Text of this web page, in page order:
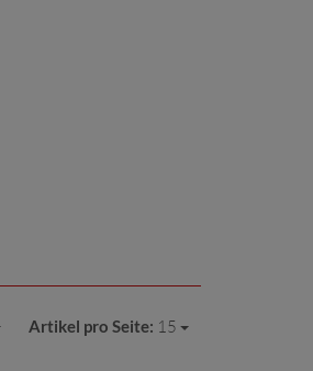
Artikel pro Seite: 15